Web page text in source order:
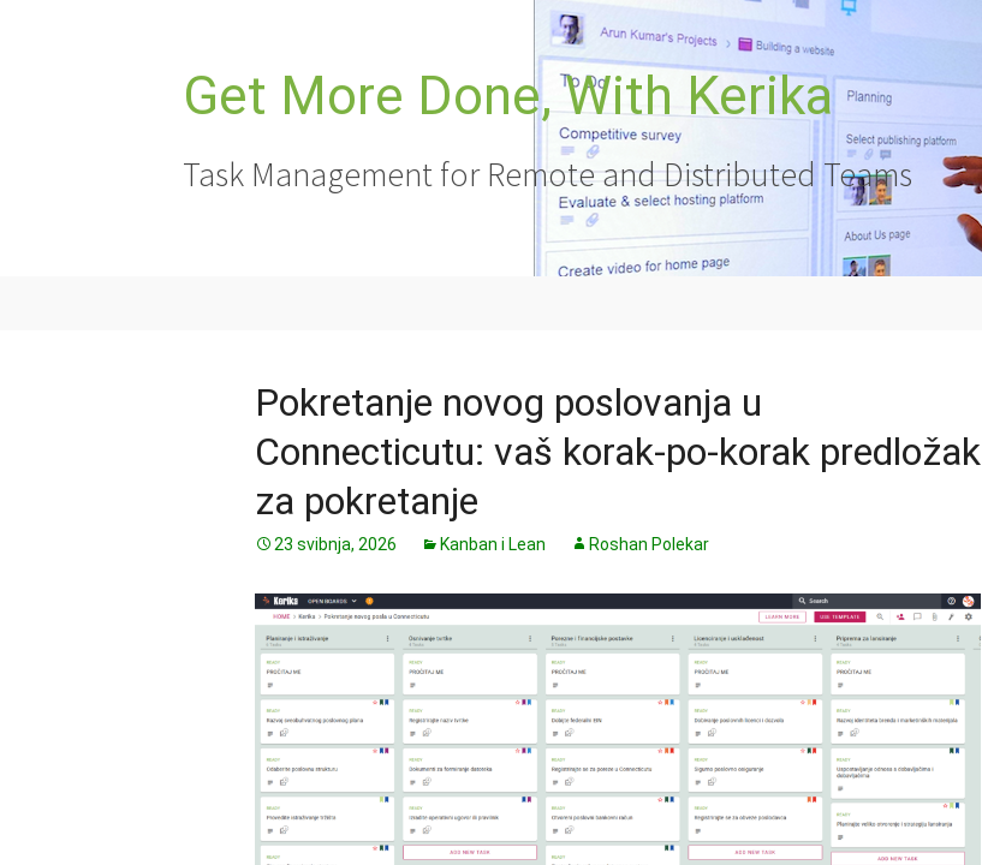
Get More Done, With Kerika
Task Management for Remote and Distributed Teams
Pokretanje novog poslovanja u
Connecticutu: vaš korak-po-korak predložak
za pokretanje
23 svibnja, 2026 Kanban i Lean Roshan Polekar